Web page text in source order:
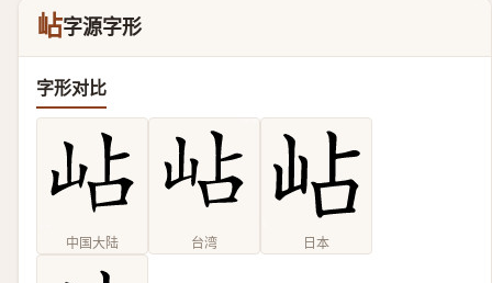
岾字源字形
字形对比
中国大陆 台湾 日本